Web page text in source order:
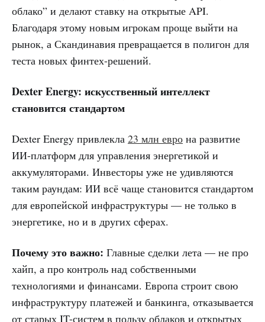
облако” и делают ставку на открытые API.
Благодаря этому новым игрокам проще выйти на
рынок, а Скандинавия превращается в полигон для
теста новых финтех-решений.
Dexter Energy: искусственный интеллект
становится стандартом
Dexter Energy привлекла 23 млн евро на развитие
ИИ-платформ для управления энергетикой и
аккумуляторами. Инвесторы уже не удивляются
таким раундам: ИИ всё чаще становится стандартом
для европейской инфраструктуры — не только в
энергетике, но и в других сферах.
Почему это важно: Главные сделки лета — не про
хайп, а про контроль над собственными
технологиями и финансами. Европа строит свою
инфраструктуру платежей и банкинга, отказывается
от старых IT-систем в пользу облаков и открытых